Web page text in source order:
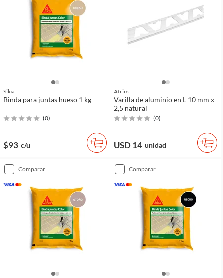
Sika
Binda para juntas hueso 1 kg
(0)
$93 c/u
Atrim
Varilla de aluminio en L 10 mm x
2,5 natural
(0)
USD 14 unidad
comparar comparar